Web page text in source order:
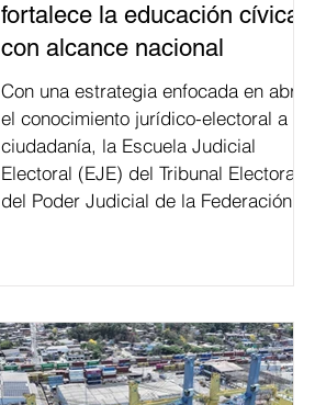
fortalece la educación cívica
con alcance nacional
Con una estrategia enfocada en abrir
el conocimiento jurídico-electoral a la
ciudadanía, la Escuela Judicial
Electoral (EJE) del Tribunal Electoral
del Poder Judicial de la Federación ha
relacionados con la democracia y el
del papel que ha asumido la EJE en la
difusión de la justicia electoral como
un bien público. La mayor parte de las